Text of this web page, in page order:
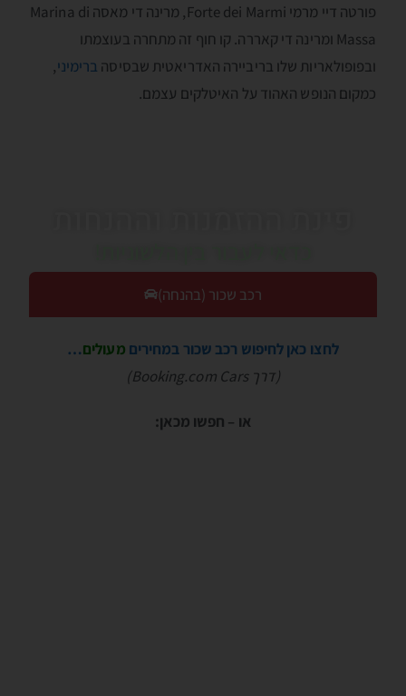
פורטה דיי מרמי Forte dei Marmi, מרינה די מאסה Marina di
Massa ומרינה די קאררה. קו חוף זה מתחרה בעוצמתו
ובפופולאריות שלו בריביירה האדריאטית שבסיסה ברימיני,
כמקום הנופש האהוד על האיטלקים עצמם.
רכב שכור (בהנחה)
לחצו כאן לחיפוש רכב שכור במחירים מעולים…
(דרך Booking.com Cars)
או – חפשו מכאן: